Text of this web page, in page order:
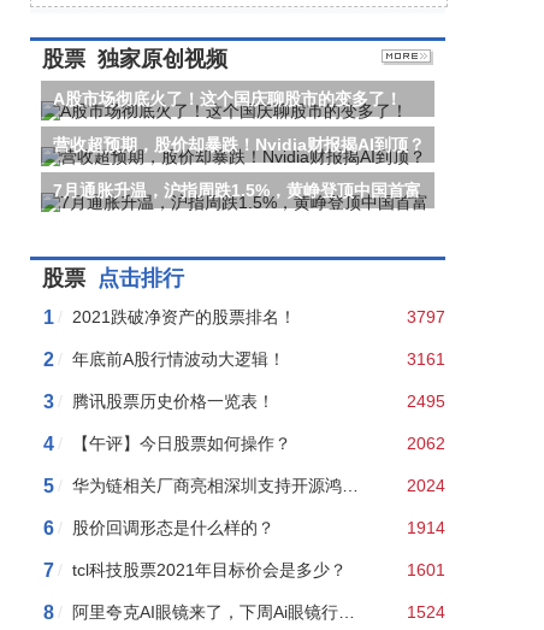
股票 独家原创视频
A股市场彻底火了！这个国庆聊股市的变多了！
营收超预期，股价却暴跌！Nvidia财报揭AI到顶？
7月通胀升温，沪指周跌1.5%，黄峥登顶中国首富
股票 点击排行
1 / 2021跌破净资产的股票排名！ 3797
2 / 年底前A股行情波动大逻辑！ 3161
3 / 腾讯股票历史价格一览表！ 2495
4 / 【午评】今日股票如何操作？ 2062
5 / 2024
6 / 股价回调形态是什么样的？ 1914
7 / tcl科技股票2021年目标价会是多少？ 1601
8 / 1524